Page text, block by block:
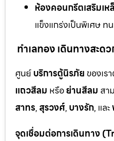
ห้องคอนกรีตเสริมเ
แข็งแกร่งเป็นพิเศษ
ทำเลทอง เดินทางสะ
ศูนย์บริการตู้นิรภัย ของเร
แถวสีลม หรือย่านสีลม สา
สาทร, สุรวงศ์, บางรัก, และ
จุดเชื่อมต่อการเดินทาง